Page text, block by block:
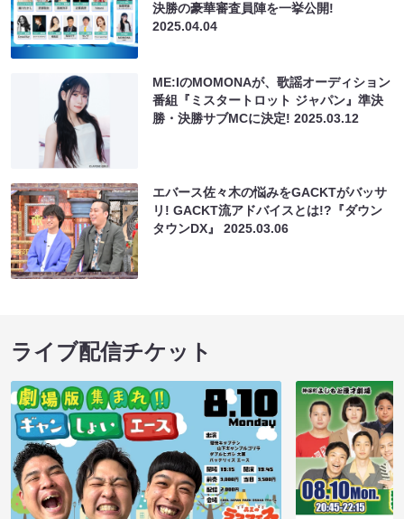
決勝の豪華審査員陣を一挙公開!
2025.04.04
ME:IのMOMONAが、歌謡オーディション
番組『ミスタートロット ジャパン』準決
勝・決勝サブMCに決定!2025.03.12
エバース佐々木の悩みをGACKTがバッサ
リ! GACKT流アドバイスとは!?『ダウン
タウンDX』2025.03.06
ライブ配信チケット